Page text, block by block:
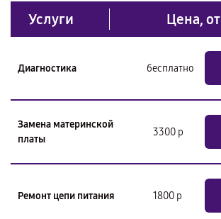
Услуги Цена, от
Диагностика бесплатно
Замена материнской
платы
3300 р
Ремонт цепи питания 1800 р